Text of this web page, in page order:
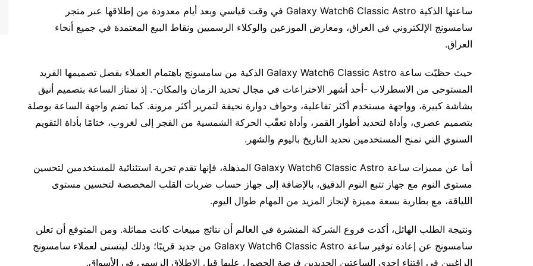
ساعتها الذكية Galaxy Watch6 Classic Astro في وقت قياسي وبعد أيام معدودة من إطلاقها عبر متجر
سامسونج الإلكتروني في العراق، ومعارض الموزعين والوكلاء الرسميين ونقاط البيع المعتمدة في جميع أنحاء
العراق.
حيث حظيّت ساعة Galaxy Watch6 Classic Astro الذكية من سامسونج باهتمام العملاء بفضل تصميمها الفريد
المستوحى من الاسطرلاب -أحد أشهر الاختراعات في مجال تحديد الزمان والمكان-. إذ تمتاز الساعة بتصميم أنيق
بشاشة كبيرة، وواجهة مستخدم أكثر تفاعلية، وحواف دوارة نحيفة لتمرير أكثر مرونة. كما تضم واجهة الساعة بوصلة
بتصميم عصري، وأداة لتحديد أطوار القمر، وأداة تعقّب الحركة الشمسية من الفجر إلى لغروب، ختامًا بأداة التقويم
السنوي التي تمنح المستخدمين تحديد التاريخ باليوم والشهر.
أما عن مميزات ساعة Galaxy Watch6 Classic Astro المذهلة، فإنها تقدم تجربة استئنائية للمستخدمين لتحسين
مستوى النوم مع جهاز تتبع النوم الدقيق، بالإضافة إلى جهاز حساب ضربات القلب المخصصة لتحسين مستوى
اللياقة، مع بطارية بسعة مميزة لإنجاز المزيد من المهام طوال اليوم.
ونتيجة الطلب الهائل، أكدت فروع الشركة المنشرة في العالم أن نتائج مبيعات كانت مماثلة. ومن المتوقع أن تعلن
سامسونج عن إعادة توفير ساعة Galaxy Watch6 Classic Astro من جديد قريبًا؛ وذلك ليتسنى لعملاء سامسونج
الراغبين في اقتناء إحدى الساعتين الجديدين فرصة الحصول عليها قبل الإطلاق الرسمي في الأسواق.